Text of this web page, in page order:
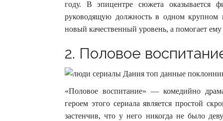
году. В эпицентре сюжета оказывается
руководящую должность в одном крупном
новый качественный уровень, а помогает
2. Половое
«Половое воспитание» — комедийно
героем этого сериала является простой
застенчив, что у него никогда не было